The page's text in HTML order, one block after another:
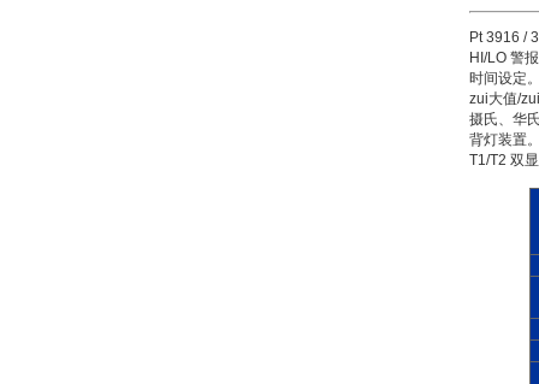
Pt 3916 /
HI/LO 警
时间设定
zui大值/
摄氏、华
背灯装置
T1/T2 双